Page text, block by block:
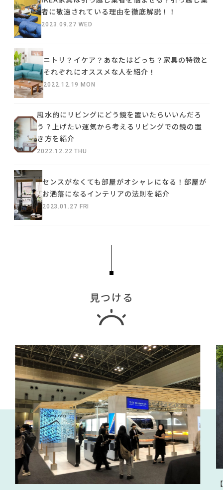
者に敬遠されている理由を徹底解説！！
2023.09.27 WED
ニトリ？イケア？あなたはどっち？家具の特徴と
それぞれにオススメな人を紹介！
2022.12.19 MON
風水的にリビングにどう鏡を置いたらいいんだろ
う？上げたい運気から考えるリビングでの鏡の置
き方を紹介
2022.12.22 THU
センスがなくても部屋がオシャレになる！部屋が
お洒落になるインテリアの法則を紹介
2023.01.27 FRI
見つける